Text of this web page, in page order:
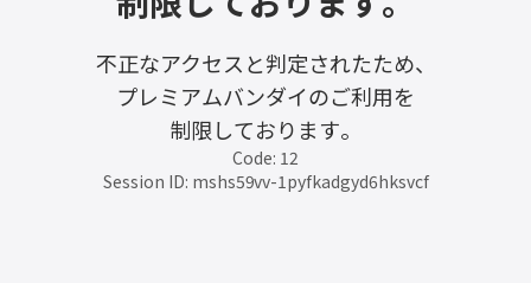
不正なアクセスと判定されたため、
プレミアムバンダイのご利用を
制限しております。
Code: 12
Session ID: mshs59vv-1pyfkadgyd6hksvcf